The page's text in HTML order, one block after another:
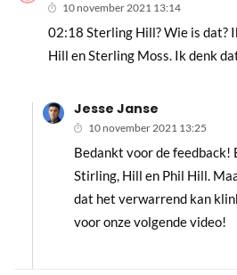
10 november 2021 13:14
02:18 Sterling Hill? Wie is dat?
Hill en Sterling Moss. Ik denk
Jesse Janse
10 november 2021 13:25
Bedankt voor de feedback!
Stirling, Hill en Phil Hill.
dat het verwarrend kan
voor onze volgende video!